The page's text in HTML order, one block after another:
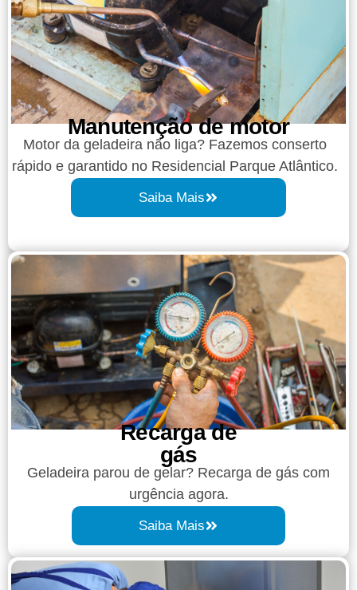
Manutenção de motor
Motor da geladeira não liga? Fazemos conserto
rápido e garantido no Residencial Parque Atlântico.
Saiba Mais
Recarga de
gás
Geladeira parou de gelar? Recarga de gás com
urgência agora.
Saiba Mais